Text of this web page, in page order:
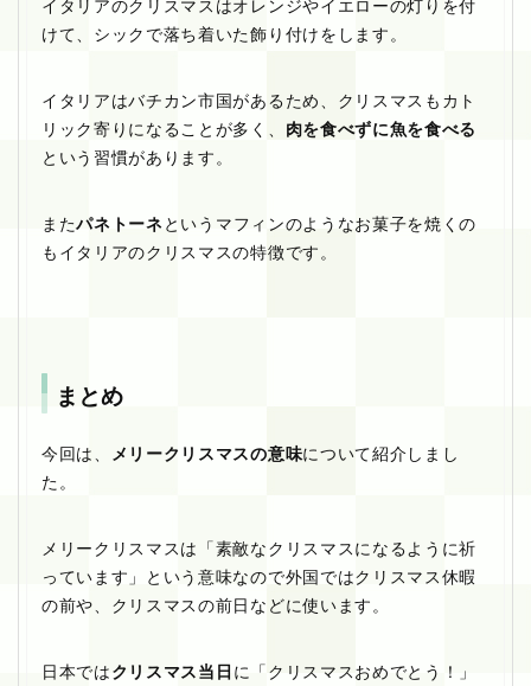
イタリアのクリスマスはオレンジやイエローの灯りを付
けて、シックで落ち着いた飾り付けをします。
イタリアはバチカン市国があるため、クリスマスもカト
リック寄りになることが多く、 肉を食べずに魚を食べる
という習慣があります。
またパネトーネというマフィンのようなお菓子を焼くの
もイタリアのクリスマスの特徴です。
まとめ
今回は、 メリークリスマスの意味について紹介しまし
た。
メリークリスマスは「素敵なクリスマスになるように祈
っています」という意味なので外国ではクリスマス休暇
の前や、クリスマスの前日などに使います。
日本ではクリスマス当日に「クリスマスおめでとう！」